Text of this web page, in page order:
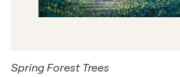
Spring Forest Trees